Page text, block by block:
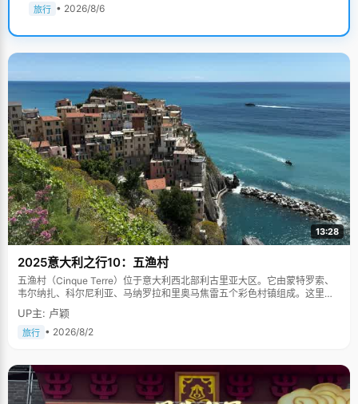
旅行 • 2026/8/6
13:28
2025意大利之行10：五渔村
五渔村（Cinque Terre）位于意大利西北部利古里亚大区。它由蒙特罗索、
韦尔纳扎、科尔尼利亚、马纳罗拉和里奥马焦雷五个彩色村镇组成。这里依
山傍海，房屋色彩斑斓，1997年被列为世界文化遗产。
UP主: 卢颖
旅行 • 2026/8/2